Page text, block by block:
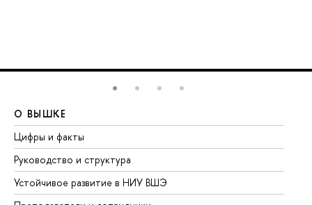
О ВЫШКЕ
Цифры и факты
Руководство и структура
Устойчивое развитие в НИУ ВШЭ